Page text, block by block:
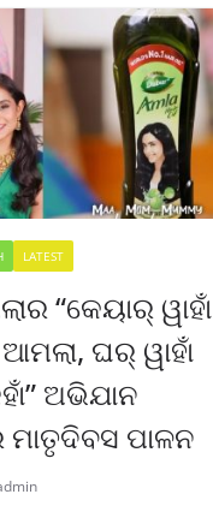
LATEST
“କେୟାର୍ ୱାହାଁ
ଘର୍ ୱାହାଁ
ଅଭିଯାନ
ପାଳନ